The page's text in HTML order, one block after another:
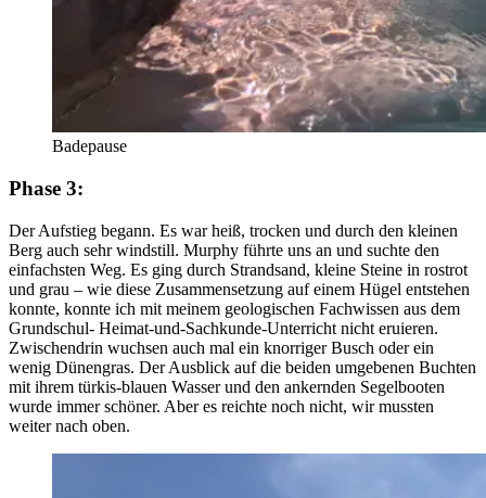
Badepause
Phase 3:
Der Aufstieg begann. Es war heiß, trocken und durch den kleinen
Berg auch sehr windstill. Murphy führte uns an und suchte den
einfachsten Weg. Es ging durch Strandsand, kleine Steine in rostrot
und grau – wie diese Zusammensetzung auf einem Hügel entstehen
konnte, konnte ich mit meinem geologischen Fachwissen aus dem
Grundschul- Heimat-und-Sachkunde-Unterricht nicht eruieren.
Zwischendrin wuchsen auch mal ein knorriger Busch oder ein
wenig Dünengras. Der Ausblick auf die beiden umgebenen Buchten
mit ihrem türkis-blauen Wasser und den ankernden Segelbooten
wurde immer schöner. Aber es reichte noch nicht, wir mussten
weiter nach oben.